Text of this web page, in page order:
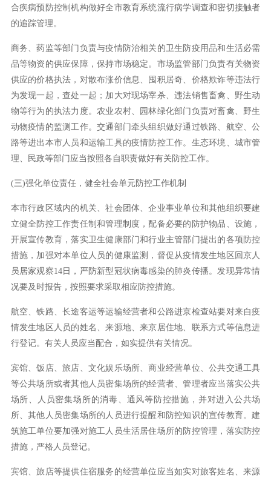
合疾病预防控制机构做好全市教育系统流行病学调查和密切接触者
的追踪管理。
商务、药监等部门负责与疫情防治相关的卫生防疫用品和生活必需
品等物资的供应保障，保持市场稳定。市场监管部门负责有关物资
供应的价格执法，对散布涨价信息、囤积居奇、价格欺诈等违法行
为发现一起，查处一起；加大对现场宰杀、违法销售畜禽、野生动
物等行为的执法力度。农业农村、园林绿化部门负责对畜禽、野生
动物疫情的监测工作。交通部门牵头组织做好通过铁路、航空、公
路等进出本市人员和运输工具的疫情防控工作。生态环境、城市管
理、民政等部门应当按照各自职责做好有关防控工作。
(三)强化单位责任，健全社会单元防控工作机制
本市行政区域内的机关、社会团体、企业事业单位和其他组织要建
立健全防控工作责任制和管理制度，配备必要的防护物品、设施，
开展宣传教育，落实卫生健康部门和行业主管部门提出的各项防控
措施，加强对本单位人员的健康监测，督促从疫情发生地区回京人
员居家观察14日，严防新型冠状病毒感染的肺炎传播。发现异常情
况要及时报告，按照要求采取相应防控措施。
航空、铁路、长途客运等运输经营者和公路进京检查站要对来自疫
情发生地区人员的姓名、来源地、来京居住地、联系方式等信息进
行登记。有关人员应当配合，如实提供有关情况。
宾馆、饭店、旅店、文化娱乐场所、商业经营单位、公共交通工具
等公共场所或者其他人员密集场所的经营者、管理者应当落实公共
场所、人员密集场所的消毒、通风等防控措施，并对进入公共场
所、其他人员密集场所的人员进行提醒和防控知识的宣传教育。建
筑施工单位要加强对施工人员生活居住场所的防控管理，落实防控
措施，严格人员登记。
宾馆、旅店等提供住宿服务的经营单位应当如实对旅客姓名、来源